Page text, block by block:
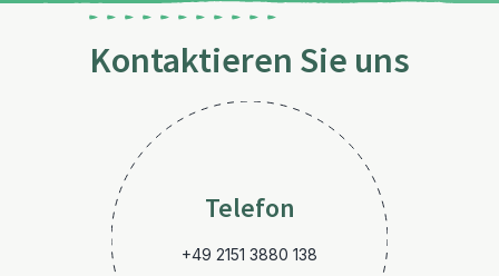
Kontaktieren Sie uns
Telefon
+49 2151 3880 138